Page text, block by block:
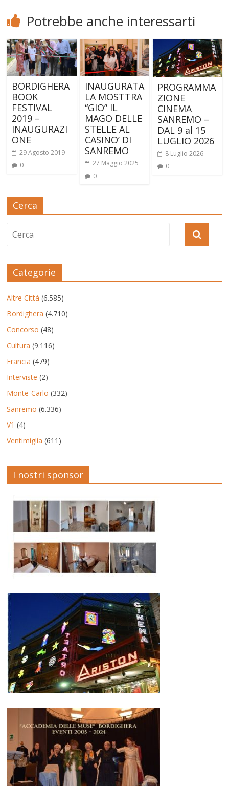
Potrebbe anche interessarti
BORDIGHERA
BOOK
FESTIVAL
2019 –
INAUGURAZI
ONE
29 Agosto 2019
0
INAUGURATA
LA MOSTTRA
“GIO” IL
MAGO DELLE
STELLE AL
CASINO’ DI
SANREMO
27 Maggio 2025
0
PROGRAMMA
ZIONE
CINEMA
SANREMO –
DAL 9 al 15
LUGLIO 2026
8 Luglio 2026
0
Cerca
Categorie
Altre Città (6.585)
Bordighera (4.710)
Concorso (48)
Cultura (9.116)
Francia (479)
Interviste (2)
Monte-Carlo (332)
Sanremo (6.336)
V1 (4)
Ventimiglia (611)
I nostri sponsor